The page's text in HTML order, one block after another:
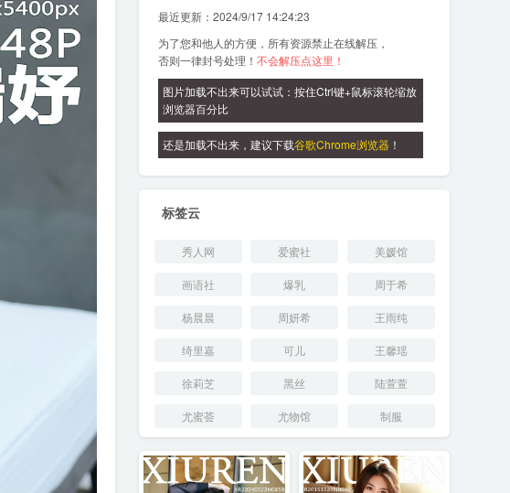
最近更新：2024/9/17 14:24:23
为了您和他人的方便，所有资源禁止在线解压，
否则一律封号处理！ 不会解压点这里！
图片加载不出来可以试试：按住Ctrl键+鼠标滚轮缩放
浏览器百分比
还是加载不出来，建议下载谷歌Chrome浏览器 ！
标签云
秀人网 爱蜜社 美媛馆
画语社 爆乳 周于希
杨晨晨 周妍希 王雨纯
绮里嘉 可儿 王馨瑶
徐莉芝 黑丝 陆萱萱
尤蜜荟 尤物馆 制服